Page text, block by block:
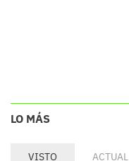
LO MÁS
VISTO ACTUAL